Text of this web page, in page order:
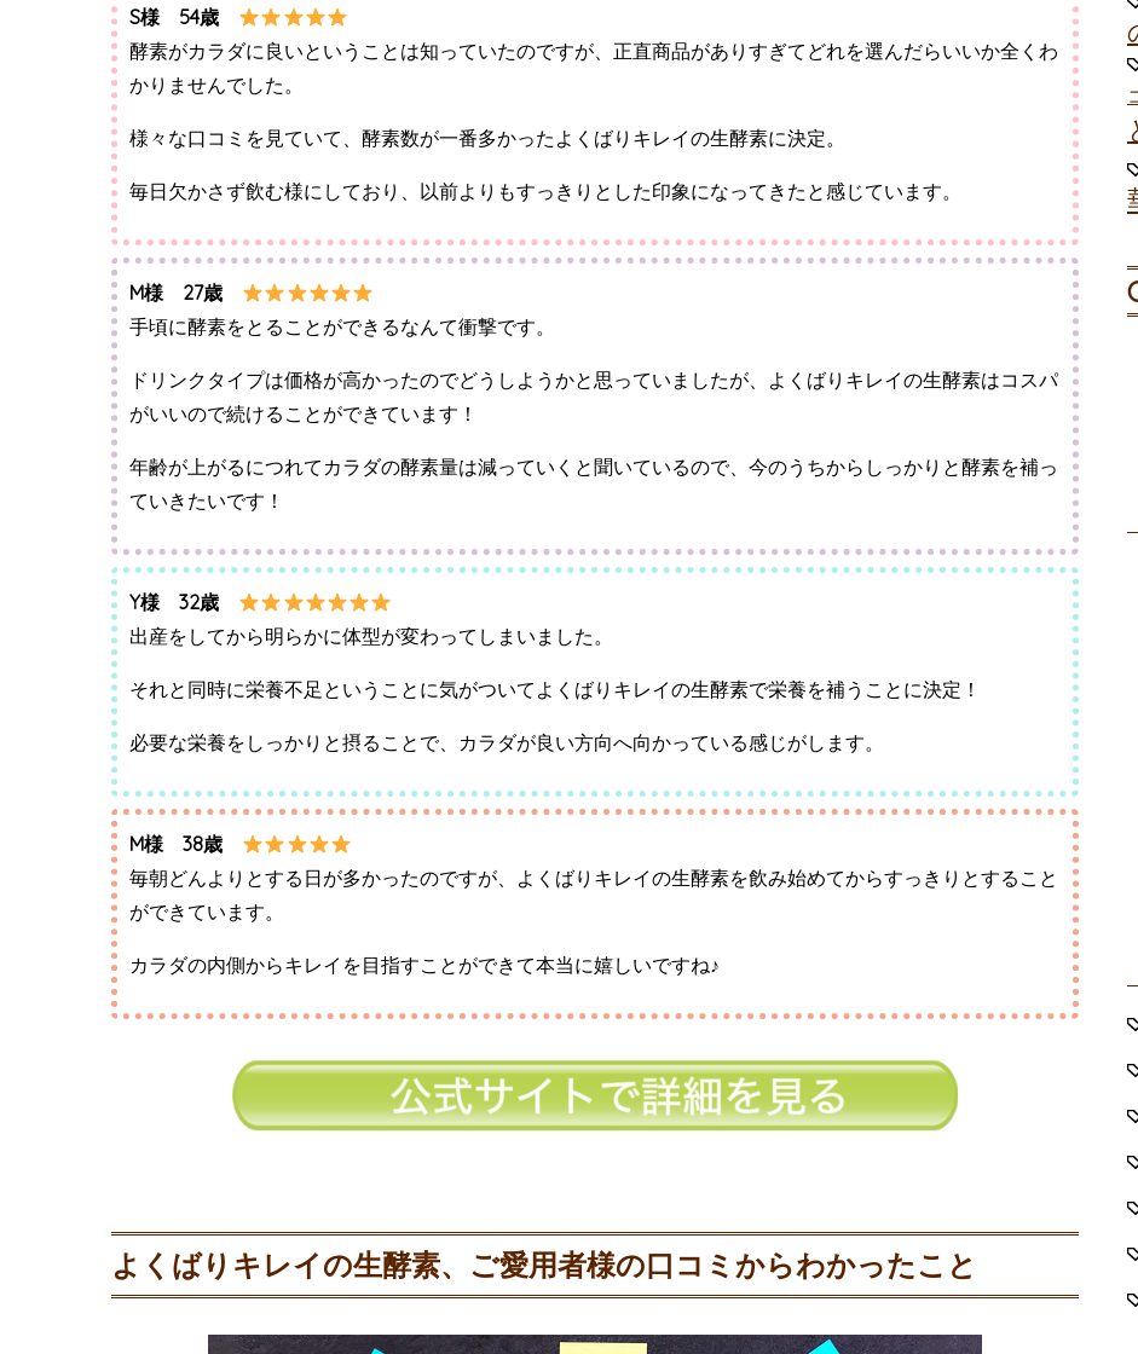
S様 54歳
酵素がカラダに良いということは知っていたのですが、正直商品がありすぎてどれを選んだらいいか全くわ
かりませんでした。
様々な口コミを見ていて、酵素数が一番多かったよくばりキレイの生酵素に決定。
毎日欠かさず飲む様にしており、以前よりもすっきりとした印象になってきたと感じています。
M様 27歳
手頃に酵素をとることができるなんて衝撃です。
ドリンクタイプは価格が高かったのでどうしようかと思っていましたが、よくばりキレイの生酵素はコスパ
がいいので続けることができています！
年齢が上がるにつれてカラダの酵素量は減っていくと聞いているので、今のうちからしっかりと酵素を補っ
ていきたいです！
Y様 32歳
出産をしてから明らかに体型が変わってしまいました。
それと同時に栄養不足ということに気がついてよくばりキレイの生酵素で栄養を補うことに決定！
必要な栄養をしっかりと摂ることで、カラダが良い方向へ向かっている感じがします。
M様 38歳
毎朝どんよりとする日が多かったのですが、よくばりキレイの生酵素を飲み始めてからすっきりとすること
ができています。
カラダの内側からキレイを目指すことができて本当に嬉しいですね♪
よくばりキレイの生酵素、ご愛用者様の口コミからわかったこと